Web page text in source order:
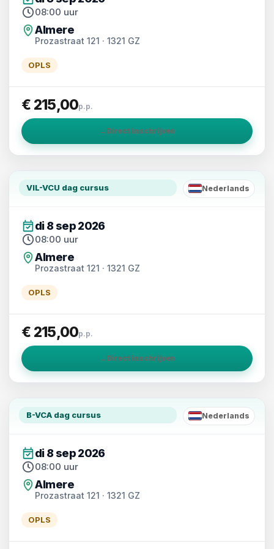
08:00 uur
Almere
Prozastraat 121 · 1321 GZ
OPLS
€ 215,00p.p.
→ Direct inschrijven
VIL-VCU dag cursus
NL
Nederlands
di 8 sep 2026
08:00 uur
Almere
Prozastraat 121 · 1321 GZ
OPLS
€ 215,00p.p.
→ Direct inschrijven
B-VCA dag cursus
NL
Nederlands
di 8 sep 2026
08:00 uur
Almere
Prozastraat 121 · 1321 GZ
OPLS